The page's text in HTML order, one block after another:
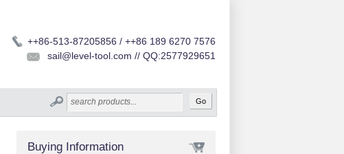
++86-513-87205856 / ++86 189 6270 7576
sail@level-tool.com // QQ:2577929651
Buying Information